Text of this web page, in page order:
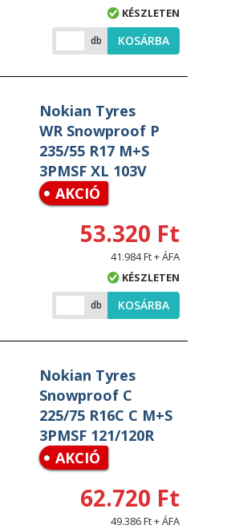
KÉSZLETEN
db KOSÁRBA
Nokian Tyres
WR Snowproof P
235/55 R17 M+S
3PMSF XL 103V
AKCIÓ
53.320 Ft
41.984 Ft + ÁFA
KÉSZLETEN
db KOSÁRBA
Nokian Tyres
Snowproof C
225/75 R16C C M+S
3PMSF 121/120R
AKCIÓ
62.720 Ft
49.386 Ft + ÁFA